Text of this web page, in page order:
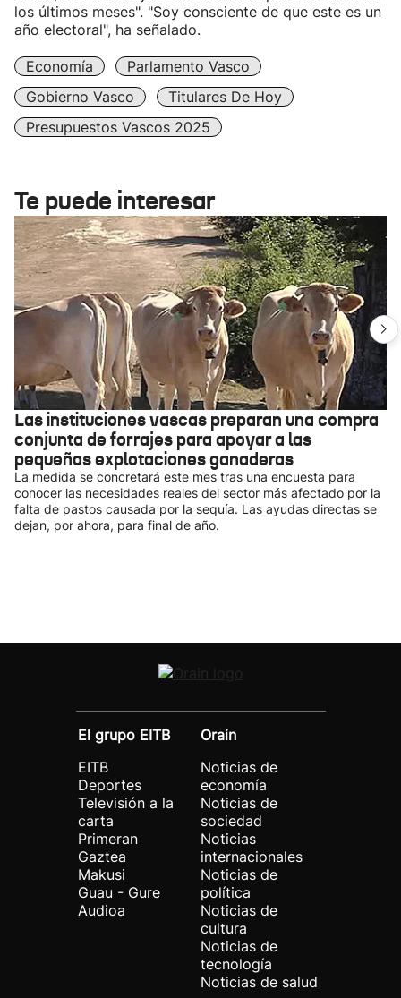
los últimos meses". "Soy consciente de que este es un
año electoral", ha señalado.
Economía
Parlamento Vasco
Gobierno Vasco
Titulares De Hoy
Presupuestos Vascos 2025
Te puede interesar
Las instituciones vascas preparan una compra
conjunta de forrajes para apoyar a las
pequeñas explotaciones ganaderas
La medida se concretará este mes tras una encuesta para
conocer las necesidades reales del sector más afectado por la
falta de pastos causada por la sequía. Las ayudas directas se
dejan, por ahora, para final de año.
El grupo EITB
EITB
Deportes
Televisión a la
carta
Primeran
Gaztea
Makusi
Guau - Gure
Audioa
Orain
Noticias de
economía
Noticias de
sociedad
Noticias
internacionales
Noticias de
política
Noticias de
cultura
Noticias de
tecnología
Noticias de salud